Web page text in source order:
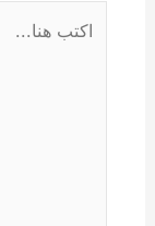
هنا...